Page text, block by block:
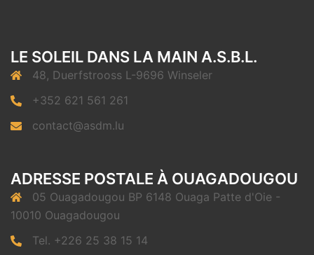
LE SOLEIL DANS LA MAIN A.S.B.L.
48, Duerfstrooss L-9696 Winseler
+352 621 561 261
contact@asdm.lu
ADRESSE POSTALE À OUAGADOUGOU
05 Ouagadougou BP 6148 Ouaga Patte d'Oie -
10010 Ouagadougou
Tel. +226 25 38 15 14